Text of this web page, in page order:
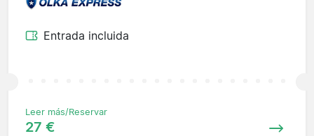
Entrada incluida
Leer más/Reservar
27 €